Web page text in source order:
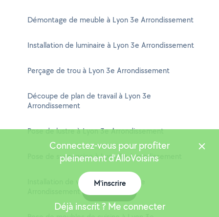
Démontage de meuble à Lyon 3e Arrondissement
Installation de luminaire à Lyon 3e Arrondissement
Perçage de trou à Lyon 3e Arrondissement
Découpe de plan de travail à Lyon 3e
Arrondissement
Pose de lustre à Lyon 3e Arrondissement
Pose de suspension à Lyon 3e Arrondissement
Installation de ventilateur à Lyon 3e
Arrondissement
Connectez-vous pour profiter
pleinement d'AlloVoisins
M'inscrire
Déjà inscrit ? Me connecter